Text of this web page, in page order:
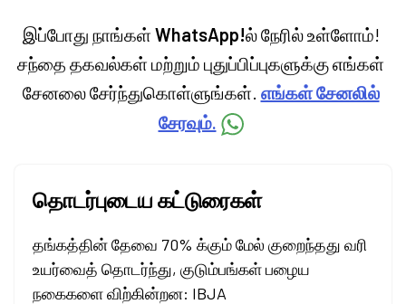
இப்போது நாங்கள் WhatsApp!ல் நேரில் உள்ளோம்!
சந்தை தகவல்கள் மற்றும் புதுப்பிப்புகளுக்கு எங்கள்
சேனலை சேர்ந்துகொள்ளுங்கள். எங்கள் சேனலில்
சேரவும்.
தொடர்புடைய கட்டுரைகள்
தங்கத்தின் தேவை 70% க்கும் மேல் குறைந்தது வரி
உயர்வைத் தொடர்ந்து, குடும்பங்கள் பழைய
நகைகளை விற்கின்றன: IBJA